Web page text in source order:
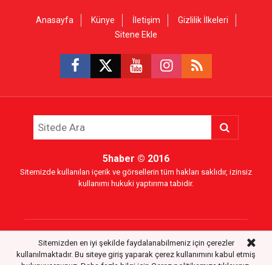
Anasayfa Künye İletişim
Gizlilik İlkeleri
Sitene Ekle
5haber © 2016
Sitemizde kullanılan içerik ve görsellerin tüm hakları saklıdır, izinsiz
kullanımı hukuki yaptırıma tabidir.
Haber Portalı Yazılımı
Sitemizden en iyi şekilde faydalanabilmeniz için çerezler
kullanılmaktadır. Bu siteye giriş yaparak çerez kullanımını kabul etmiş